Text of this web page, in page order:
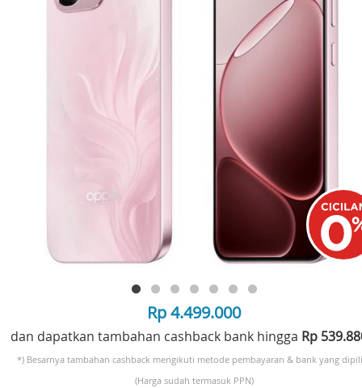
Rp 4.499.000
dan dapatkan tambahan cashback bank hingga Rp
*) Besarnya tambahan cashback mengikuti metode pembayaran & bank yang
(Harga sudah termasuk PPN)